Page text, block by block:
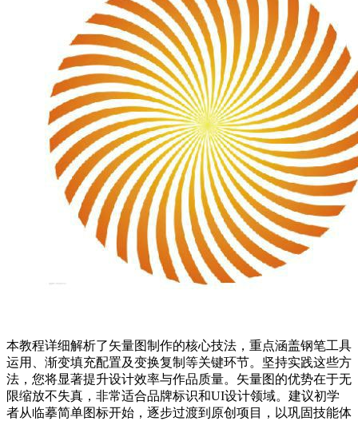
本教程详细解析了矢量图制作的核心技法，重点涵盖钢笔工具
运用、渐变填充配置及变换复制等关键环节。坚持实践这些方
法，您将显著提升设计效率与作品质量。矢量图的优势在于无
限缩放不失真，非常适合品牌标识和UI设计领域。建议初学
者从临摹简单图标开始，逐步过渡到原创项目，以巩固技能体